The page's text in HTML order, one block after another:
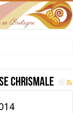
chrismale